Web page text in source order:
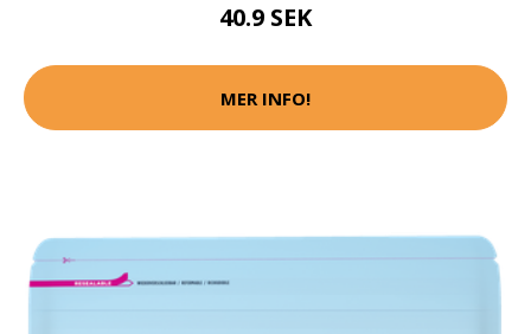
40.9 SEK
MER INFO!